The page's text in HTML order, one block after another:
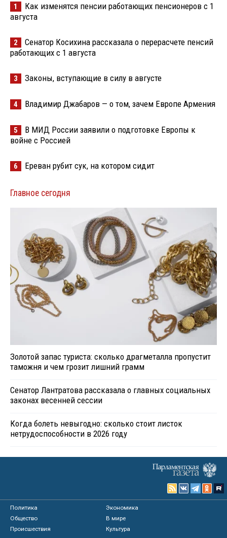
1
Как изменятся пенсии работающих пенсионеров с 1
августа
2
Сенатор Косихина рассказала о перерасчете пенсий
работающих с 1 августа
3 Законы, вступающие в силу в августе
4 Владимир Джабаров — о том, зачем Европе Армения
5
В МИД России заявили о подготовке Европы к
войне с Россией
6 Ереван рубит сук, на котором сидит
Главное сегодня
Золотой запас туриста: сколько драгметалла пропустит
таможня и чем грозит лишний грамм
Сенатор Лантратова рассказала о главных социальных
законах весенней сессии
Когда болеть невыгодно: сколько стоит листок
нетрудоспособности в 2026 году
Политика
Экономика
Общество
В мире
Происшествия
Культура